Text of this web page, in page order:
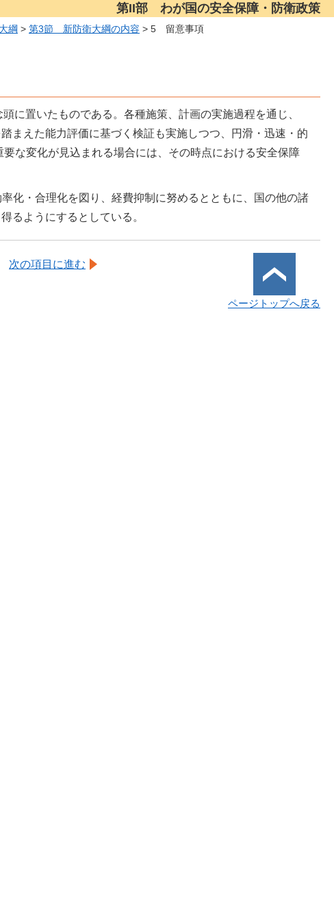
第II部 わが国の安全保障・防衛政策
綱 > 第3節 新防衛大綱の内容 > 5 留意事項
に置いたものである。各種施策、計画の実施過程を通じ、
まえた能力評価に基づく検証も実施しつつ、円滑・迅速・的
な変化が見込まれる場合には、その時点における安全保障
化・合理化を図り、経費抑制に努めるとともに、国の他の諸
るようにするとしている。
次の項目に進む
ページトップへ戻る